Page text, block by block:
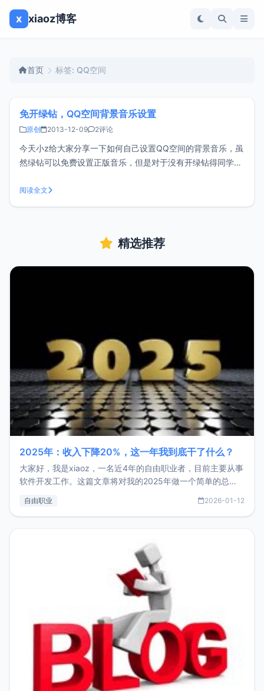
x xiaoz博客
首页 标签: QQ空间
免开绿钻，QQ空间背景音乐设置
原创 2013-12-09 2评论
今天小z给大家分享一下如何自己设置QQ空间的背景音乐，虽
然绿钻可以免费设置正版音乐，但是对于没有开绿钻得同学非
乐》如下图： <br/ > 2、然后点击背景音乐》添加网络背景音
乐。 <br/ > 3、打
阅读全文
精选推荐
2025年：收入下降20%，这一年我到底干了什么？
大家好，我是xiaoz，一名近4年的自由职业者，目前主要从事
软件开发工作。这篇文章将对我的2025年做一个简单的总
收入下降20%，但却过得很充实，2026年不求突破，但求保
自由职业 2026-01-12